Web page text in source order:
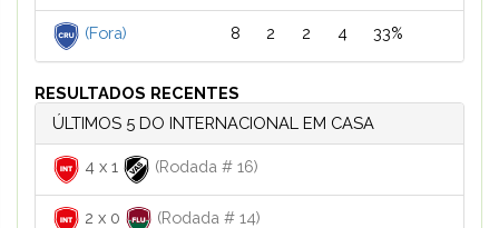
(Fora) 8 2 2 4 33%
RESULTADOS RECENTES
ÚLTIMOS 5 DO INTERNACIONAL EM CASA
4 x 1 (Rodada # 16)
2 x 0 (Rodada # 14)